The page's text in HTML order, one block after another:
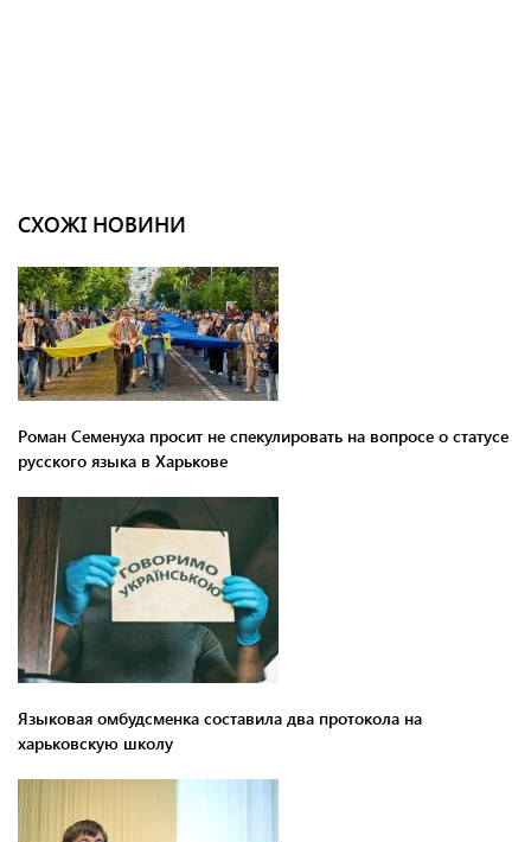
СХОЖІ НОВИНИ
Роман Семенуха просит не спекулировать на вопросе о статусе
русского языка в Харькове
Языковая омбудсменка составила два протокола на
харьковскую школу